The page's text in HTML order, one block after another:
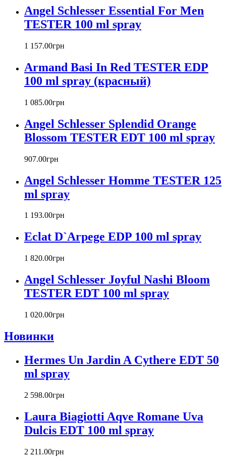
Baldinini
Banana Republic
Betty Barclay
Bill Blass
Biotherm
Blumarine
Bond № 9
Boucheron
Bourjois
Britney Spears
Bruno Banani
Bvlgari
Byblos
Byredo
Cacharel
Canali
Carla Fracci
Carlos Moya
Caron
Cartier
Chanel
Charriol
Chloe
Christian Audigier
Christian Dior
Christian Lacroix
Cindy Crawford
Clinique
Clive Christian
CnR Create
Comme Des Garcons
Angel Schlesser Essential For Men
TESTER 100 ml spray
1 157.00грн
Armand Basi In Red TESTER EDP
100 ml spray (красный)
1 085.00грн
Angel Schlesser Splendid Orange
Blossom TESTER EDT 100 ml spray
907.00грн
Angel Schlesser Homme TESTER 125
ml spray
1 193.00грн
Eclat D`Arpege EDP 100 ml spray
1 820.00грн
Angel Schlesser Joyful Nashi Bloom
TESTER EDT 100 ml spray
1 020.00грн
Новинки
Hermes Un Jardin A Cythere EDT 50
ml spray
2 598.00грн
Laura Biagiotti Aqve Romane Uva
Dulcis EDT 100 ml spray
2 211 .00грн